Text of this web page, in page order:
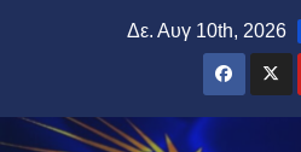
Δε. Αυγ 10th, 2026